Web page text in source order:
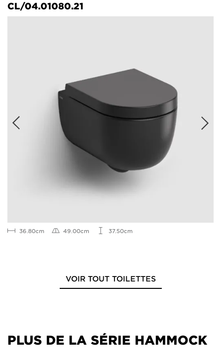
CL/04.01080.21
36.80cm 49.00cm 37.50cm
VOIR TOUT TOILETTES
PLUS DE LA SÉRIE HAMMOCK